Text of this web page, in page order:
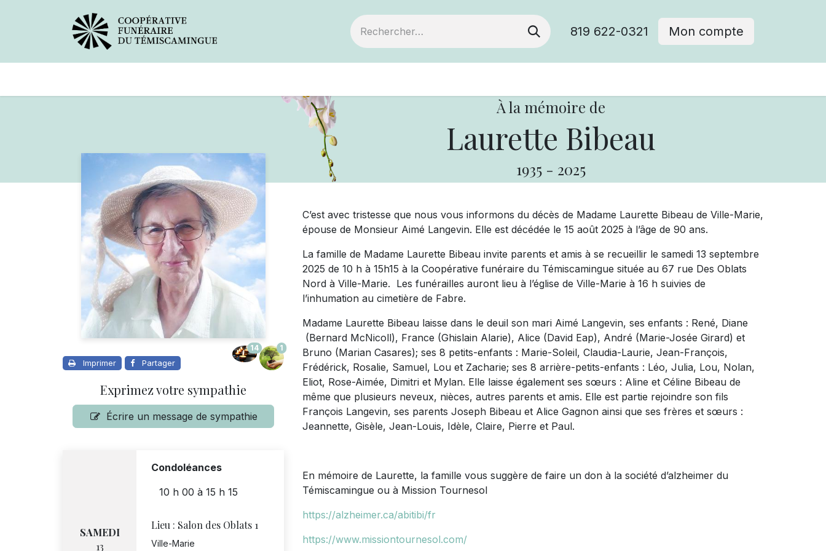
819 622-0321 Mon compte
À la mémoire de
Laurette Bibeau
1935 - 2025
Imprimer Partager
14 1
Exprimez votre sympathie
Écrire un message de sympathie
SAMEDI
13
Condoléances
10 h 00 à 15 h 15
Lieu : Salon des Oblats 1
Ville-Marie
C’est avec tristesse que nous vous informons du décès de Madame Laurette Bibeau de Ville-Marie,
épouse de Monsieur Aimé Langevin. Elle est décédée le 15 août 2025 à l’âge de 90 ans.
La famille de Madame Laurette Bibeau invite parents et amis à se recueillir le samedi 13 septembre
2025 de 10 h à 15h15 à la Coopérative funéraire du Témiscamingue située au 67 rue Des Oblats
Nord à Ville-Marie. Les funérailles auront lieu à l’église de Ville-Marie à 16 h suivies de
l’inhumation au cimetière de Fabre.
Madame Laurette Bibeau laisse dans le deuil son mari Aimé Langevin, ses enfants : René, Diane
(Bernard McNicoll), France (Ghislain Alarie), Alice (David Eap), André (Marie-Josée Girard) et
Bruno (Marian Casares); ses 8 petits-enfants : Marie-Soleil, Claudia-Laurie, Jean-François,
Frédérick, Rosalie, Samuel, Lou et Zacharie; ses 8 arrière-petits-enfants : Léo, Julia, Lou, Nolan,
Eliot, Rose-Aimée, Dimitri et Mylan. Elle laisse également ses sœurs : Aline et Céline Bibeau de
même que plusieurs neveux, nièces, autres parents et amis. Elle est partie rejoindre son fils
François Langevin, ses parents Joseph Bibeau et Alice Gagnon ainsi que ses frères et sœurs :
Jeannette, Gisèle, Jean-Louis, Idèle, Claire, Pierre et Paul.
En mémoire de Laurette, la famille vous suggère de faire un don à la société d’alzheimer du
Témiscamingue ou à Mission Tournesol
https://alzheimer.ca/abitibi/fr
https://www.missiontournesol.com/